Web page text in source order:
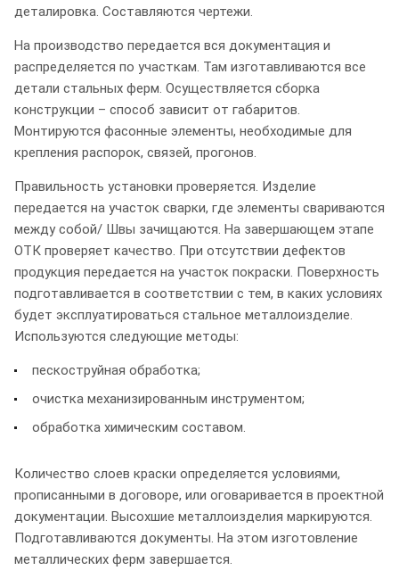
деталировка. Составляются чертежи.
На производство передается вся документация и
распределяется по участкам. Там изготавливаются все
детали стальных ферм. Осуществляется сборка
конструкции – способ зависит от габаритов.
Монтируются фасонные элементы, необходимые для
крепления распорок, связей, прогонов.
Правильность установки проверяется. Изделие
передается на участок сварки, где элементы свариваются
между собой/ Швы зачищаются. На завершающем этапе
ОТК проверяет качество. При отсутствии дефектов
продукция передается на участок покраски. Поверхность
подготавливается в соответствии с тем, в каких условиях
будет эксплуатироваться стальное металлоизделие.
Используются следующие методы:
пескоструйная обработка;
очистка механизированным инструментом;
обработка химическим составом.
Количество слоев краски определяется условиями,
прописанными в договоре, или оговаривается в проектной
документации. Высохшие металлоизделия маркируются.
Подготавливаются документы. На этом изготовление
металлических ферм завершается.